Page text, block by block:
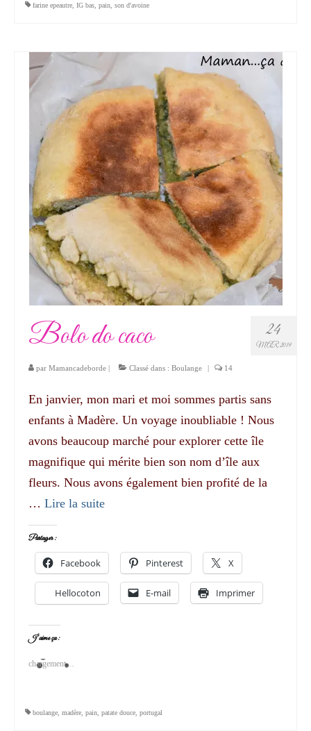
farine epeautre IG bas pain son d'avoine
24
MAR 2019
Bolo do caco
par Mamancadeborde | Classé dans : Boulange | 14
En janvier, mon mari et moi sommes partis sans
enfants à Madère. Un voyage inoubliable ! Nous
avons beaucoup marché pour explorer cette île
magnifique qui mérite bien son nom d’île aux
fleurs. Nous avons également bien profité de la
… Lire la suite­­
Partager :
Facebook Pinterest X
Hellocoton E-mail Imprimer
J’aime ça :
chargement…
boulange madère pain patate douce portugal